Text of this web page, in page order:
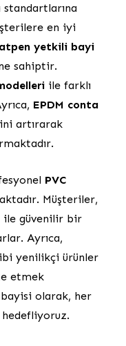
en iyi
yetkili bayi
sahiptir.
ile farklı
EPDM conta
artırarak
PVC
Müşteriler,
ile güvenilir bir
Ayrıca,
yenilikçi ürünler
etmek
bayisi olarak, her